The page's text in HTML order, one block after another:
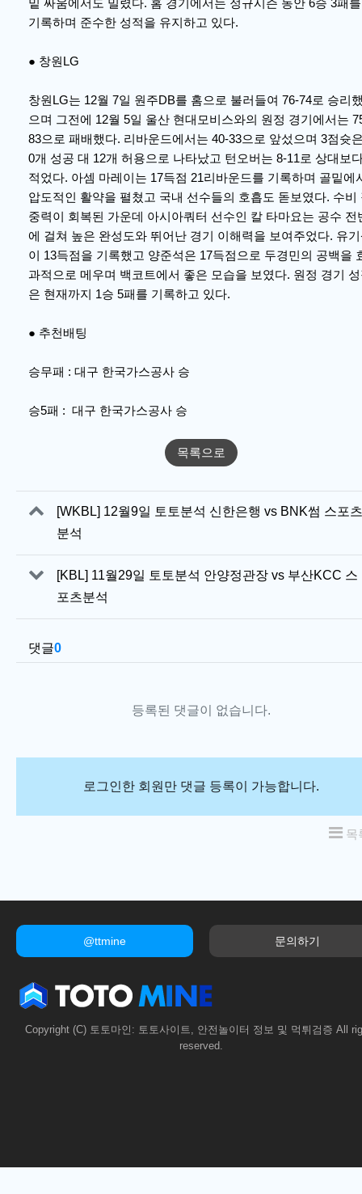
밑 싸움에서도 밀렸다. 홈 경기에서는 정규시즌 동안 6승 3패를
기록하며 준수한 성적을 유지하고 있다.
● 창원LG
창원LG는 12월 7일 원주DB를 홈으로 불러들여 76-74로 승리
으며 그전에 12월 5일 울산 현대모비스와의 원정 경기에서는
83으로 패배했다. 리바운드에서는 40-33으로 앞섰으며 3점슛
0개 성공 대 12개 허용으로 나타났고 턴오버는 8-11로 상대보
적었다. 아셈 마레이는 17득점 21리바운드를 기록하며 골밑에
압도적인 활약을 펼쳤고 국내 선수들의 호흡도 돋보였다. 수비
중력이 회복된 가운데 아시아쿼터 선수인 칼 타마요는 공수 전
에 걸쳐 높은 완성도와 뛰어난 경기 이해력을 보여주었다. 유
이 13득점을 기록했고 양준석은 17득점으로 두경민의 공백을
과적으로 메우며 백코트에서 좋은 모습을 보였다. 원정 경기
은 현재까지 1승 5패를 기록하고 있다.
● 추천배팅
승무패 : 대구 한국가스공사 승
승5패 : 대구 한국가스공사 승
목록으로
관련자료
[WKBL] 12월9일 토토분석 신한은행 vs BNK썸 스포츠
분석
[KBL] 11월29일 토토분석 안양정관장 vs 부산KCC 스
포츠분석
댓글0
등록된 댓글이 없습니다.
로그인한 회원만 댓글 등록이 가능합니다.
목
@ttmine 문의하기
Copyright (C) 토토마인: 토토사이트, 안전놀이터 정보 및 먹튀검증 All
reserved.